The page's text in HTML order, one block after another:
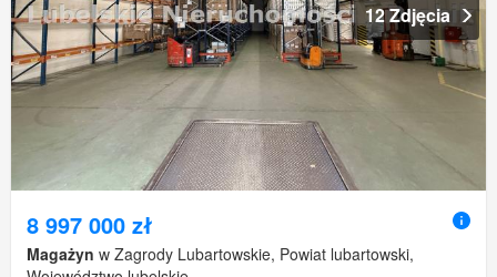
12 Zdjęcia
8 997 000 zł
Magażyn w Zagrody Lubartowskie, Powiat lubartowski,